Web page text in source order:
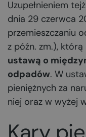
Uzupełnieniem
dnia 29 czerwca
przemieszczaniu
z późn. zm.),
ustawą o
odpadów. W
pieniężnych za
niej oraz w wyżej